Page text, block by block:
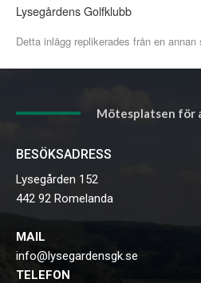
Lysegårdens Golfklubb
Detta inlägg replikerades från en annan
Mötesplatsen för
BESÖKSADRESS
Lysegården 152
442 92 Romelanda
MAIL
info@lysegardensgk.se
TELEFON